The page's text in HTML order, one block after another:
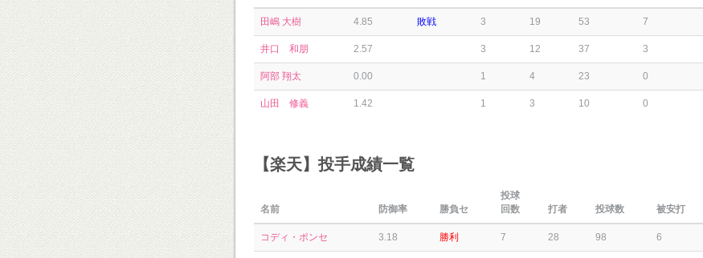
田嶋 大樹 4.85 敗戦 3 19 53 7
井口 和朋 2.57 3 12 37 3
阿部 翔太 0.00 1 4 23 0
山田 修義 1.42 1 3 10 0
【楽天】投手成績一覧
名前 防御率 勝負セ
投球
回数
打者 投球数 被安打
コディ・ポンセ 3.18 勝利 7 28 98 6